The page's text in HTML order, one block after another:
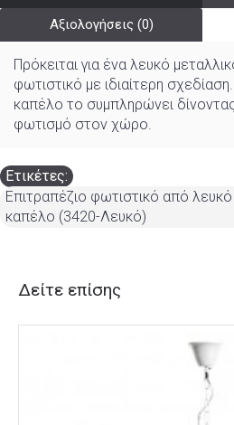
Αξιολογήσεις (0)
Πρόκειται για ένα λευκό
φωτιστικό με ιδιαίτερη
καπέλο το συμπληρώνει
φωτισμό στον χώρο.
Ετικέτες:
Επιτραπέζιο φωτιστικό από
καπέλο (3420-Λευκό)
Δείτε επίσης